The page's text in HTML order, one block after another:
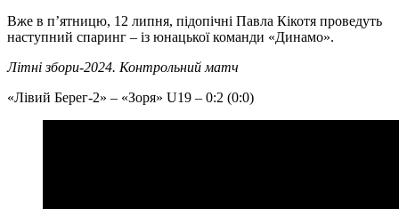
Вже в пʼятницю, 12 липня, підопічні Павла Кікотя проведуть
наступний спаринг – із юнацької команди «Динамо».
Літні збори-2024. Контрольний матч
«Лівий Берег-2» – «Зоря» U19 – 0:2 (0:0)